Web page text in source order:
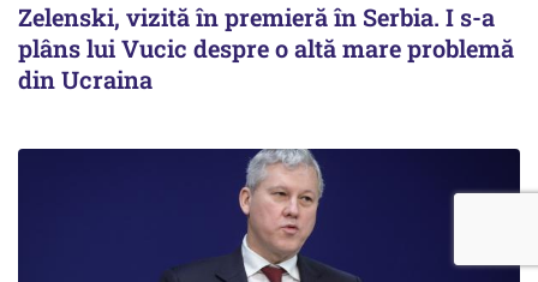
Zelenski, vizită în premieră în Serbia. I s-a
plâns lui Vucic despre o altă mare problemă
din Ucraina